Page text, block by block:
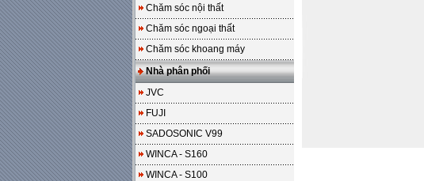
Chăm sóc nội thất
Chăm sóc ngoại thất
Chăm sóc khoang máy
Nhà phân phối
JVC
FUJI
SADOSONIC V99
WINCA - S160
WINCA - S100